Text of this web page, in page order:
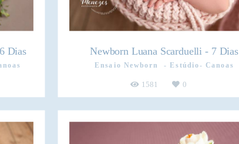
Dias Newborn Luana Scarduelli - 7 Dias
Ensaio Newborn Estúdio- Canoas
1581 0